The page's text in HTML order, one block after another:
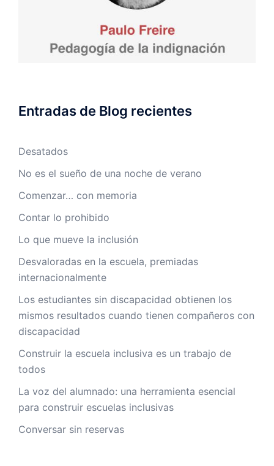
Entradas de Blog recientes
Desatados
No es el sueño de una noche de verano
Comenzar… con memoria
Contar lo prohibido
Lo que mueve la inclusión
Desvaloradas en la escuela, premiadas
internacionalmente
Los estudiantes sin discapacidad obtienen los
mismos resultados cuando tienen compañeros con
discapacidad
Construir la escuela inclusiva es un trabajo de
todos
La voz del alumnado: una herramienta esencial
para construir escuelas inclusivas
Conversar sin reservas